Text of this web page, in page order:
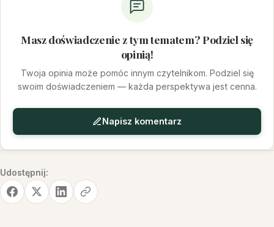
Masz doświadczenie z tym tematem? Podziel się
opinią!
Twoja opinia może pomóc innym czytelnikom. Podziel się
swoim doświadczeniem — każda perspektywa jest cenna.
Napisz komentarz
Udostępnij: